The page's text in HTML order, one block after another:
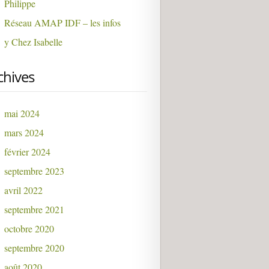
Philippe
Réseau AMAP IDF – les infos
y Chez Isabelle
mai 2024
mars 2024
février 2024
septembre 2023
avril 2022
septembre 2021
octobre 2020
septembre 2020